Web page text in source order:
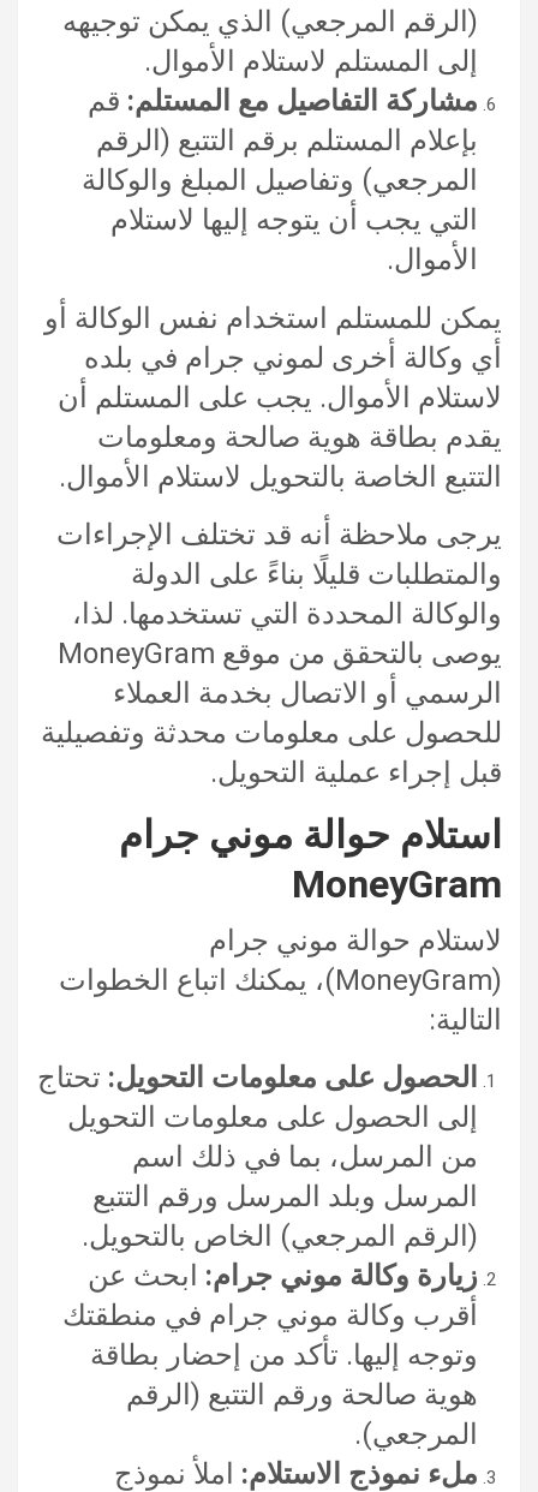
(الرقم المرجعي) الذي يمكن توجيهه
إلى المستلم لاستلام الأموال.
مشاركة التفاصيل مع المستلم: قم
بإعلام المستلم برقم التتبع (الرقم
المرجعي) وتفاصيل المبلغ والوكالة
التي يجب أن يتوجه إليها لاستلام
الأموال.
يمكن للمستلم استخدام نفس الوكالة أو
أي وكالة أخرى لموني جرام في بلده
لاستلام الأموال. يجب على المستلم أن
يقدم بطاقة هوية صالحة ومعلومات
التتبع الخاصة بالتحويل لاستلام الأموال.
يرجى ملاحظة أنه قد تختلف الإجراءات
والمتطلبات قليلًا بناءً على الدولة
والوكالة المحددة التي تستخدمها. لذا،
يوصى بالتحقق من موقع MoneyGram
الرسمي أو الاتصال بخدمة العملاء
للحصول على معلومات محدثة وتفصيلية
قبل إجراء عملية التحويل.
استلام حوالة موني جرام
MoneyGram
لاستلام حوالة موني جرام
(MoneyGram)، يمكنك اتباع الخطوات
التالية:
الحصول على معلومات التحويل: تحتاج
إلى الحصول على معلومات التحويل
من المرسل، بما في ذلك اسم
المرسل وبلد المرسل ورقم التتبع
(الرقم المرجعي) الخاص بالتحويل.
زيارة وكالة موني جرام: ابحث عن
أقرب وكالة موني جرام في منطقتك
وتوجه إليها. تأكد من إحضار بطاقة
هوية صالحة ورقم التتبع (الرقم
المرجعي).
ملء نموذج الاستلام: املأ نموذج